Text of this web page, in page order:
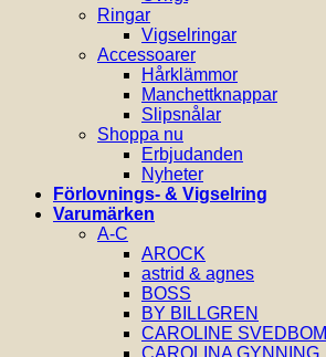
Ringar
Vigselringar
Accessoarer
Hårklämmor
Manchettknappar
Slipsnålar
Shoppa nu
Erbjudanden
Nyheter
Förlovnings- & Vigselring
Varumärken
A-C
AROCK
astrid & agnes
BOSS
BY BILLGREN
CAROLINE SVEDBOM
CAROLINA GYNNING